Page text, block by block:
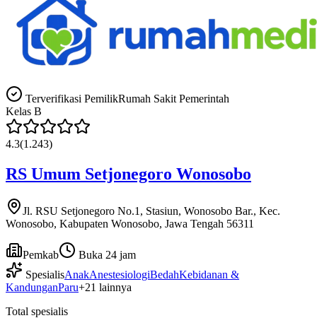
Terverifikasi PemilikRumah Sakit Pemerintah
Kelas B
4.3(1.243)
RS Umum Setjonegoro Wonosobo
Jl. RSU Setjonegoro No.1, Stasiun, Wonosobo Bar., Kec.
Wonosobo, Kabupaten Wonosobo, Jawa Tengah 56311
Pemkab
Buka 24 jam
SpesialisAnakAnestesiologiBedahKebidanan &
KandunganParu+21 lainnya
Total spesialis